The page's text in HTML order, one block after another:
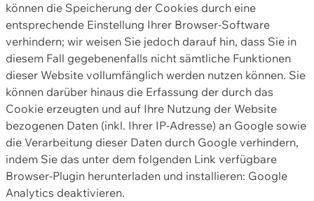
können die Speicherung der Cookies durch eine
entsprechende Einstellung Ihrer Browser-Software
verhindern; wir weisen Sie jedoch darauf hin, dass Sie in
diesem Fall gegebenenfalls nicht sämtliche Funktionen
dieser Website vollumfänglich werden nutzen können. Sie
können darüber hinaus die Erfassung der durch das
Cookie erzeugten und auf Ihre Nutzung der Website
bezogenen Daten (inkl. Ihrer IP-Adresse) an Google sowie
die Verarbeitung dieser Daten durch Google verhindern,
indem Sie das unter dem folgenden Link verfügbare
Browser-Plugin herunterladen und installieren: Google
Analytics deaktivieren.